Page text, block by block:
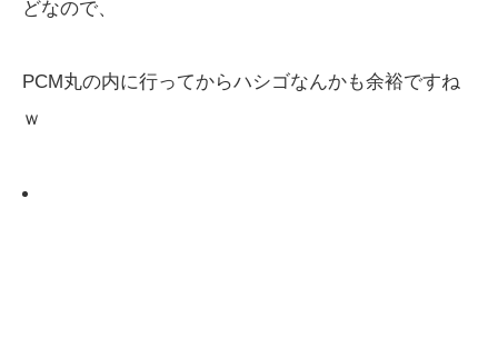
どなので、
PCM丸の内に行ってからハシゴなんかも余裕ですね
ｗ